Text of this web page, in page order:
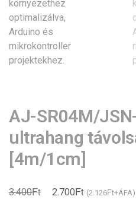
AJ-SR04M/
ultrahang
[4m/1cm]
3.400Ft
Original
2.700Ft Current
(2.126Ft+ÁFA)